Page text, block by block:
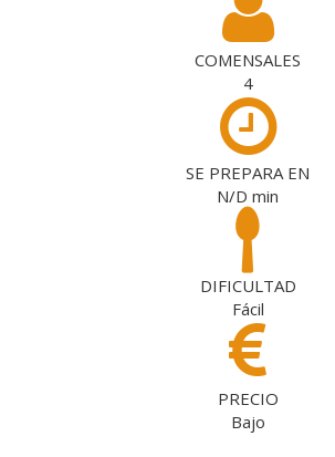
COMENSALES
4
SE PREPARA EN
N/D min
DIFICULTAD
Fácil
PRECIO
Bajo